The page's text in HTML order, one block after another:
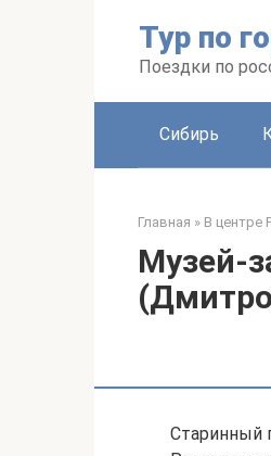
Тур по
Поездки по
Сибирь
Главная » В центре
Музей-
Старинный